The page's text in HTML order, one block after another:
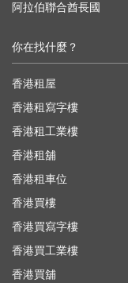
阿拉伯聯合酋長國
你在找什麼？
香港租屋
香港租寫字樓
香港租工業樓
香港租舖
香港租車位
香港買樓
香港買寫字樓
香港買工業樓
香港買舖